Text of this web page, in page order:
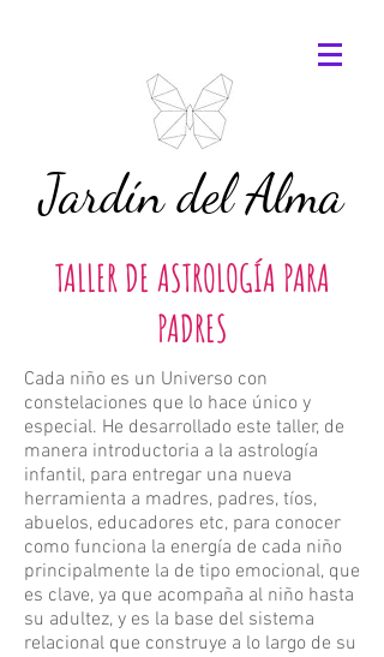
Jardín del Alma
TALLER DE ASTROLOGÍA PARA
PADRES
Cada niño es un Universo con
constelaciones que lo hace único y
especial. He desarrollado este taller, de
manera introductoria a la astrología
infantil, para entregar una nueva
herramienta a madres, padres, tíos,
abuelos, educadores etc, para conocer
como funciona la energía de cada niño
principalmente la de tipo emocional, que
es clave, ya que acompaña al niño hasta
su adultez, y es la base del sistema
relacional que construye a lo largo de su